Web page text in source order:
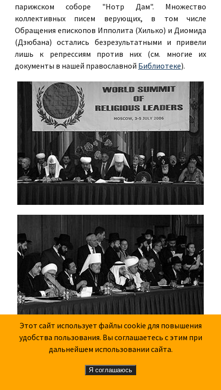
парижском соборе "Нотр Дам". Множество
коллективных писем верующих, в том числе
Обращения епископов Ипполита (Хилько) и Диомида
(Дзюбана) остались безрезультатными и привели
лишь к репрессиям против них (см. многие их
документы в нашей православной Библиотеке).
Этот сайт использует файлы cookie для повышения
удобства пользования. Вы соглашаетесь с этим при
дальнейшем использовании сайта.
Я соглашаюсь